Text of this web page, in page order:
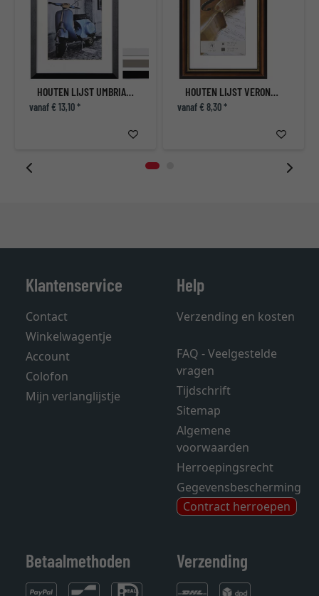
HOUTEN LIJST UMBRIA MET PASSE-PARTOUT
vanaf € 13,10 *
HOUTEN LIJST VERONA MET PASSE-PARTOUT
vanaf € 8,30 *
Klantenservice
Contact
Winkelwagentje
Account
Colofon
Mijn verlanglijstje
Help
Verzending en kosten
FAQ - Veelgestelde
vragen
Tijdschrift
Sitemap
Algemene
voorwaarden
Herroepingsrecht
Gegevensbescherming
Contract herroepen
Betaalmethoden Verzending